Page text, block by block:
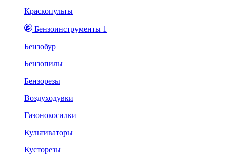
Краскопульты
Бензоинструменты 1
Бензобур
Бензопилы
Бензорезы
Воздуходувки
Газонокосилки
Культиваторы
Кусторезы